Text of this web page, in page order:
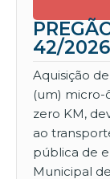
42/2026
Aquisição
(um) micro-
zero KM,
ao
pública de
Municipal